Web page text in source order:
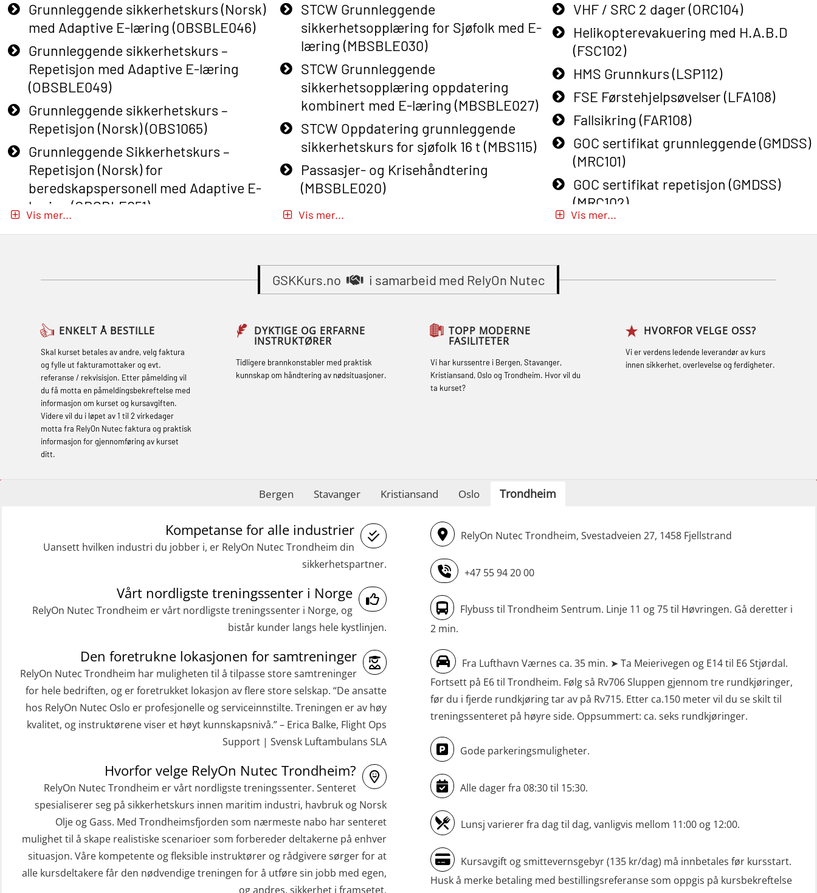
Grunnleggende sikkerhetskurs (Norsk)
med Adaptive E-læring (OBSBLE046)
Grunnleggende sikkerhetskurs –
Repetisjon med Adaptive E-læring
(OBSBLE049)
Grunnleggende sikkerhetskurs –
Repetisjon (Norsk) (OBS1065)
Grunnleggende Sikkerhetskurs –
Repetisjon (Norsk) for
beredskapspersonell med Adaptive E-
læring (OBSBLE051)
Basic Safety Training – Refresher
Course (English) (OBS1063)
Basic Safety Training – Refresher
Course (English) for emergency
response personnel with Adaptive E-
learning (OBSBLE050)
Helikopterevakuering inkl pustelunge
Additional Basic Safety Training for the
Grunnleggende Sikkerhetskurs – Rep.
for helikoptermannskap inkl. HABD
Påbygging fra Offshore Norge til
Grunnleggende sikkerhetsopplæring
for sjøfolk (MBS325)
Basic Safety Training (English)
(OBS1052)
Beredskapsledelse – repetisjon
(OER1091)
Compressed Air Emergency Breathing
System (CA-EBS) Initial Deployment
(OBS119)
Compressed Air Emergency Breathing
Vis mer...
STCW Grunnleggende
sikkerhetsopplæring for Sjøfolk med E-
læring (MBSBLE030)
STCW Grunnleggende
sikkerhetsopplæring oppdatering
kombinert med E-læring (MBSBLE027)
STCW Oppdatering grunnleggende
sikkerhetskurs for sjøfolk 16 t (MBS115)
Passasjer- og Krisehåndtering
(MBSBLE020)
Passasjer- og Krisehåndtering
sikkerhetsopplæring for fiskere
(MBSBLE031)
sikkerhetsopplæring for fiskere
oppdatering (MBSBLE032)
STCW Sikkerhetsopplæring for mindre
STCW Oppdatering videregående
(MBSBLE024)
STCW Oppdatering videregående
sikkerhetskurs for offiserer og
Medisinsk behandling – Kombi
(MBSBLE021)
STCW kombi oppdatering offiserer og
med.behandling (MBS134)
STCW Kombi Oppdatering Offiserer og
Medisinsk Behandling med Webinar
(MBS1341)
STCW Oppdatering for offiserer 24 t
STCW Medisinsk førstehjelp (MFA1081)
STCW Medisinsk førstehjelp
oppdatering (MBSBLE025)
STCW Oppdatering Medisinsk
behandling (MBSBLE018)
Påbygging fra Offshore Norge til
Vis mer...
VHF / SRC 2 dager (ORC104)
Helikopterevakuering med H.A.B.D
(FSC102)
HMS Grunnkurs (LSP112)
FSE Førstehjelpsøvelser (LFA108)
Fallsikring (FAR108)
GOC sertifikat grunnleggende (GMDSS)
(MRC101)
GOC sertifikat repetisjon (GMDSS)
(MRC102)
Grunnkurs Røykdykking Industrivern
Helikopterevakuering med HABD, inkl.
Vis mer...
GSKKurs.no i samarbeid med RelyOn Nutec
ENKELT Å BESTILLE
Skal kurset betales av andre, velg faktura
og fylle ut fakturamottaker og evt.
referanse / rekvisisjon. Etter påmelding vil
du få motta en påmeldingsbekreftelse med
informasjon om kurset og kursavgiften.
Videre vil du i løpet av 1 til 2 virkedager
motta fra RelyOn Nutec faktura og praktisk
informasjon for gjennomføring av kurset
ditt.
DYKTIGE OG ERFARNE
INSTRUKTØRER
Tidligere brannkonstabler med praktisk
kunnskap om håndtering av nødsituasjoner.
TOPP MODERNE
FASILITETER
Vi har kurssentre i Bergen, Stavanger,
Kristiansand, Oslo og Trondheim. Hvor vil du
ta kurset?
HVORFOR VELGE OSS?
Vi er verdens ledende leverandør av kurs
innen sikkerhet, overlevelse og ferdigheter.
Bergen Stavanger Kristiansand Oslo Trondheim
Kompetanse for alle industrier
Uansett hvilken industri du jobber i, er RelyOn Nutec Trondheim din
sikkerhetspartner.
Vårt nordligste treningssenter i Norge
RelyOn Nutec Trondheim er vårt nordligste treningssenter i Norge, og
bistår kunder langs hele kystlinjen.
Den foretrukne lokasjonen for samtreninger
RelyOn Nutec Trondheim har muligheten til å tilpasse store samtreninger
for hele bedriften, og er foretrukket lokasjon av flere store selskap. “De ansatte
hos RelyOn Nutec Oslo er profesjonelle og serviceinnstilte. Treningen er av høy
kvalitet, og instruktørene viser et høyt kunnskapsnivå.” – Erica Balke, Flight Ops
Support | Svensk Luftambulans SLA
Hvorfor velge RelyOn Nutec Trondheim?
RelyOn Nutec Trondheim er vårt nordligste treningssenter. Senteret
spesialiserer seg på sikkerhetskurs innen maritim industri, havbruk og Norsk
Olje og Gass. Med Trondheimsfjorden som nærmeste nabo har senteret
mulighet til å skape realistiske scenarioer som forbereder deltakerne på enhver
situasjon. Våre kompetente og fleksible instruktører og rådgivere sørger for at
alle kursdeltakere får den nødvendige treningen for å utføre sin jobb med egen,
og andres, sikkerhet i framsetet.
RelyOn Nutec Trondheim, Svestadveien 27, 1458 Fjellstrand
+47 55 94 20 00
Flybuss til Trondheim Sentrum. Linje 11 og 75 til Høvringen. Gå deretter i
2 min.
Fra Lufthavn Værnes ca. 35 min. ➤ Ta Meierivegen og E14 til E6 Stjørdal.
Fortsett på E6 til Trondheim. Følg så Rv706 Sluppen gjennom tre rundkjøringer,
før du i fjerde rundkjøring tar av på Rv715. Etter ca.150 meter vil du se skilt til
treningssenteret på høyre side. Oppsummert: ca. seks rundkjøringer.
Gode parkeringsmuligheter.
Alle dager fra 08:30 til 15:30.
Lunsj varierer fra dag til dag, vanligvis mellom 11:00 og 12:00.
Kursavgift og smittevernsgebyr (135 kr/dag) må innbetales før kursstart.
Husk å merke betaling med bestillingsreferanse som oppgis på kursbekreftelse